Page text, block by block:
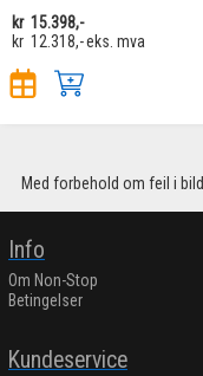
kr 15.398,-
kr 12.318,-eks. mva
Med forbehold om feil i
Info
Om Non-Stop
Betingelser
Kundeservice